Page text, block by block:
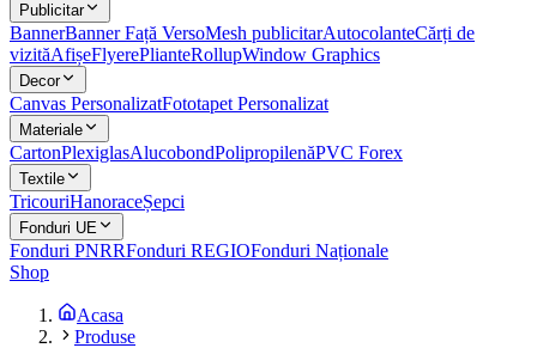
Publicitar
BannerBanner Față VersoMesh publicitarAutocolanteCărți de
vizităAfișeFlyerePlianteRollupWindow Graphics
Decor
Canvas PersonalizatFototapet Personalizat
Materiale
CartonPlexiglasAlucobondPolipropilenăPVC Forex
Textile
TricouriHanoraceȘepci
Fonduri UE
Fonduri PNRRFonduri REGIOFonduri Naționale
Shop
Acasa
Produse